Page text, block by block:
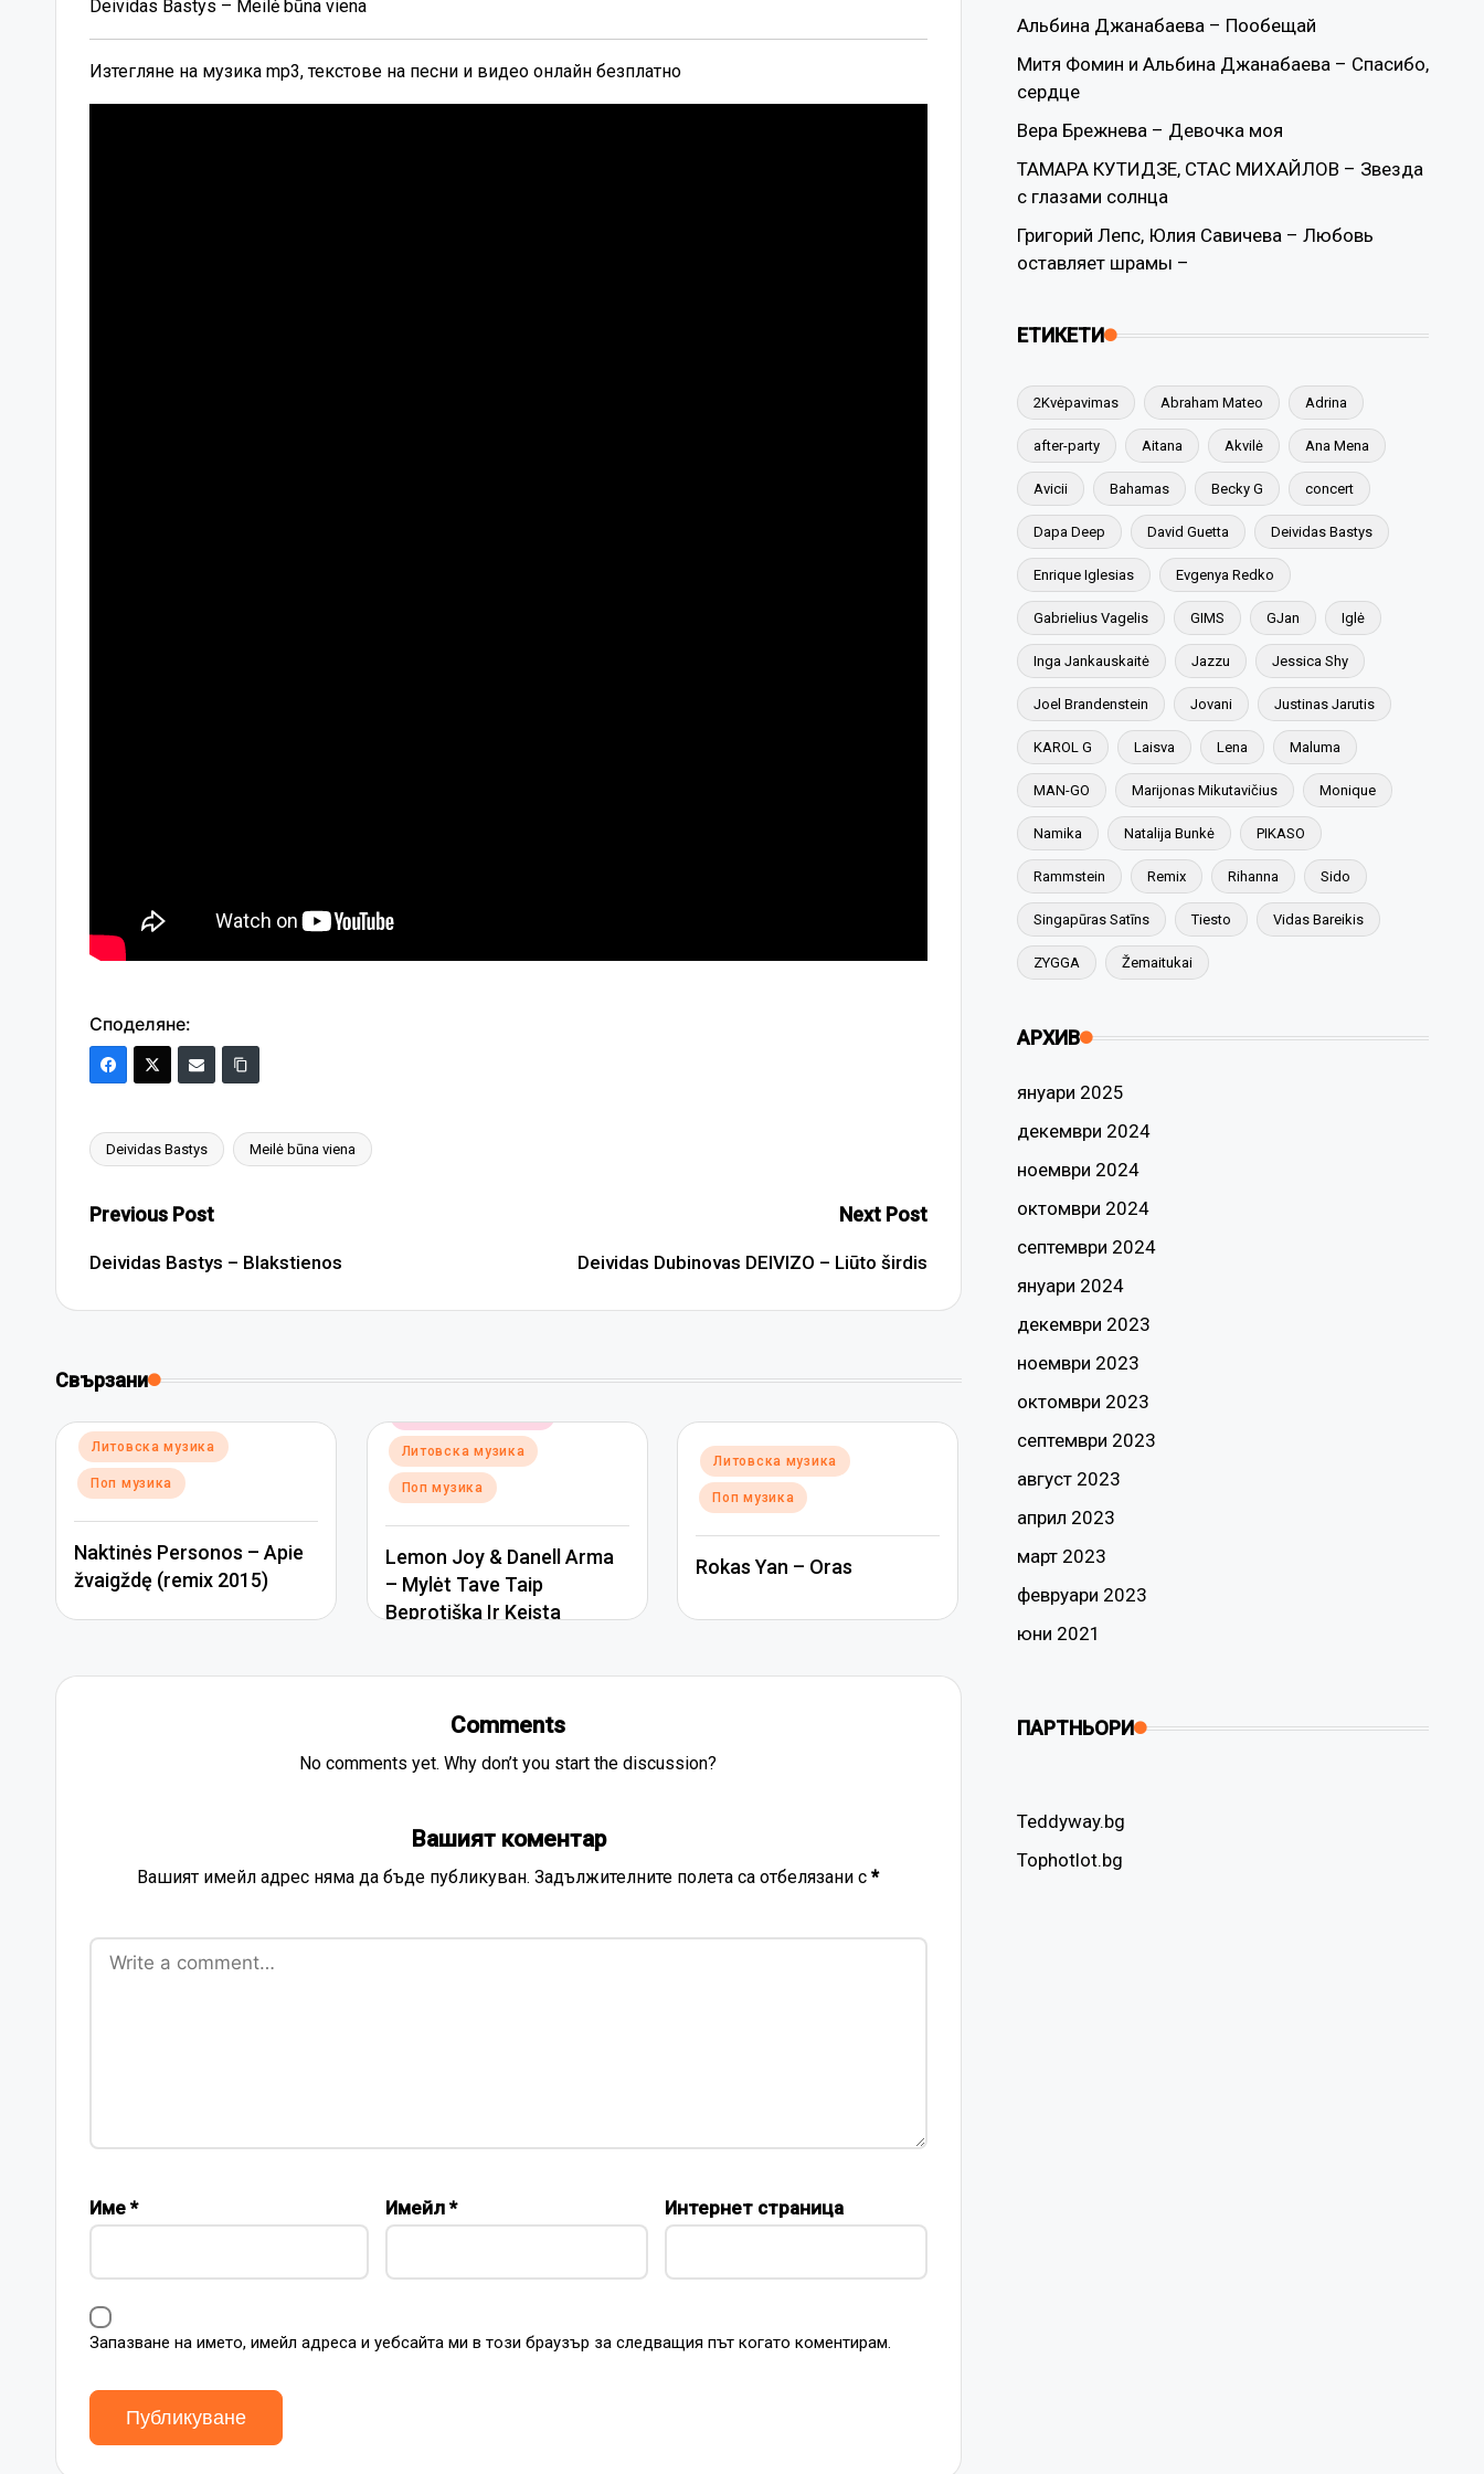
Deividas Bastys – Meilė būna viena
Изтегляне на музика mp3, текстове на песни и видео онлайн безплатно
Споделяне:
Tags:
Deividas Bastys Meilė būna viena
Post
navigation
Previous Post
Deividas Bastys – Blakstienos
Next Post
Deividas Dubinovas DEIVIZO – Liūto širdis
Свързани
Posted
in
Литовска музика
Поп музика
Naktinės Personos – Apie
žvaigždę (remix 2015)
in
Литовска музика
Поп музика
Lemon Joy & Danell Arma
– Mylėt Tave Taip
Beprotiška Ir Keista
Posted
in
Литовска музика
Поп музика
Rokas Yan – Oras
Comments
No comments yet. Why don’t you start the discussion?
Вашият коментар
Вашият имейл адрес няма да бъде публикуван. Задължителните полета са отбелязани с*
Име * Имейл * Интернет страница
Запазване на името, имейл адреса и уебсайта ми в този браузър за следващия път когато коментирам.
Альбина Джанабаева – Пообещай
Митя Фомин и Альбина Джанабаева – Спасибо,
сердце
Вера Брежнева – Девочка моя
ТАМАРА КУТИДЗЕ, СТАС МИХАЙЛОВ – Звезда
с глазами солнца
Григорий Лепс, Юлия Савичева – Любовь
оставляет шрамы –
ЕТИКЕТИ
2Kvėpavimas Abraham Mateo Adrina
after-party Aitana Akvilė Ana Mena
Avicii Bahamas Becky G concert
Dapa Deep David Guetta Deividas Bastys
Enrique Iglesias Evgenya Redko
Gabrielius Vagelis GIMS GJan Iglė
Inga Jankauskaitė Jazzu Jessica Shy
Joel Brandenstein Jovani Justinas Jarutis
KAROL G Laisva Lena Maluma
MAN-GO Marijonas Mikutavičius Monique
Namika Natalija Bunkė PIKASO
Rammstein Remix Rihanna Sido
Singapūras Satīns Tiesto Vidas Bareikis
ZYGGA Žemaitukai
АРХИВ
януари 2025
декември 2024
ноември 2024
октомври 2024
септември 2024
януари 2024
декември 2023
ноември 2023
октомври 2023
септември 2023
август 2023
април 2023
март 2023
февруари 2023
юни 2021
ПАРТНЬОРИ
Teddyway.bg
Tophotlot.bg